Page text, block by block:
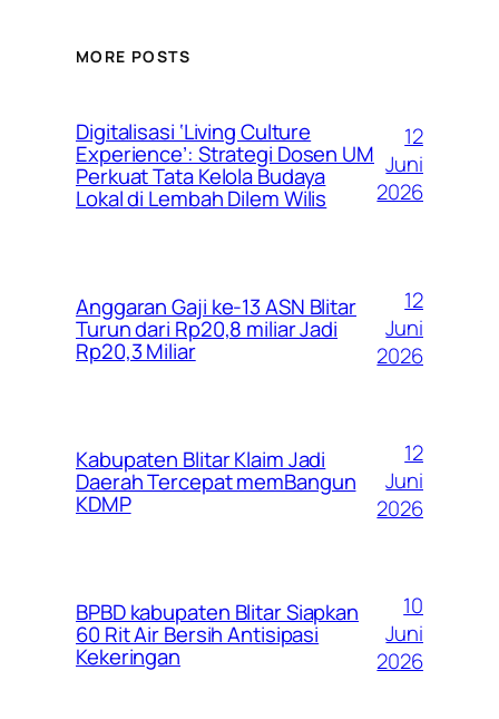
MORE POSTS
Digitalisasi ‘Living Culture
Experience’: Strategi Dosen UM
Perkuat Tata Kelola Budaya
Lokal di Lembah Dilem Wilis
12
Juni
2026
Anggaran Gaji ke-13 ASN Blitar
Turun dari Rp20,8 miliar Jadi
Rp20,3 Miliar
12
Juni
2026
Kabupaten Blitar Klaim Jadi
Daerah Tercepat memBangun
KDMP
12
Juni
2026
BPBD kabupaten Blitar Siapkan
60 Rit Air Bersih Antisipasi
Kekeringan
10
Juni
2026